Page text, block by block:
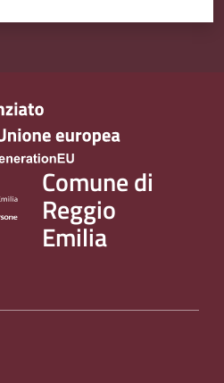
Comune di
Reggio
Emilia